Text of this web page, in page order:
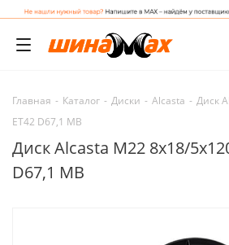
Главная - Каталог - Диски - Alcasta - Диск
ET42 D67,1 MB
Диск Alcasta M22 8x18/
D67,1 MB